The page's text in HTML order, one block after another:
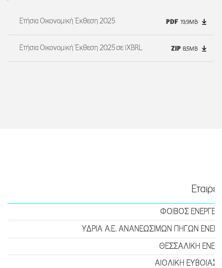
Ετήσια Οικονομική Έκθεση 2025 PDF 19,9MB
Ετήσια Οικονομική Έκθεση 2025 σε iXBRL ZIP 8,5MB
ΦΟΙΒΟΣ
ΥΔΡΙΑ Α.Ε. ΑΝΑΝΕΩΣΙΜΩΝ ΠΗΓΩΝ
ΘΕΣΣΑΛΙΚΗ
ΑΙΟΛΙΚΗ ΕΥΒΟΙΑΣ